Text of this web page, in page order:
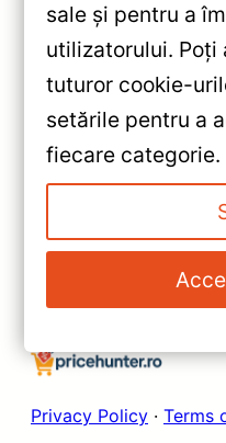
«Navigatie
Hyundai i10
4+32GB 9″
Detaliată,
Octa-core
Privacy Policy · Terms
sale și pentru a
utilizatorului.
tuturor cookie-
setările pentru a
fiecare categorie.